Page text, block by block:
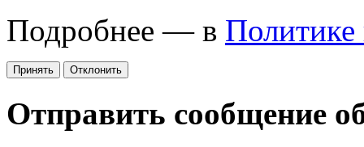
Подробнее — в Политике
Принять Отклонить
Отправить сообщение